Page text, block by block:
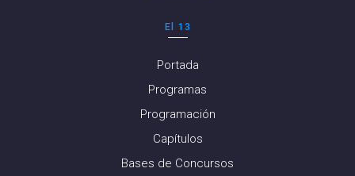
El 13
Portada
Programas
Programación
Capítulos
Bases de Concursos